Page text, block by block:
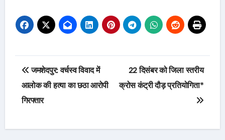
Post
navigation
जमशेदपुर: वर्चस्व विवाद में
आलोक की हत्या का छठा आरोपी
गिरफ्तार
22 दिसंबर को जिला स्तरीय
क्रोस कंट्री दौड़ प्रतियोगिता*